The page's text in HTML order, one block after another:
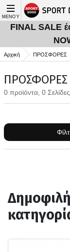
ΜΕΝΟΎ
FINAL SALE
Αρχική ΠΡΟΣΦΟΡΕΣ
ΠΡΟΣΦΟΡΕΣ
0 προϊόντα, 0 Σελίδες